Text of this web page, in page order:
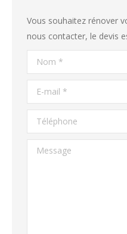
Vous souhaitez rénover
nous contacter, le devis
Nom *
E-mail *
Téléphone
Message